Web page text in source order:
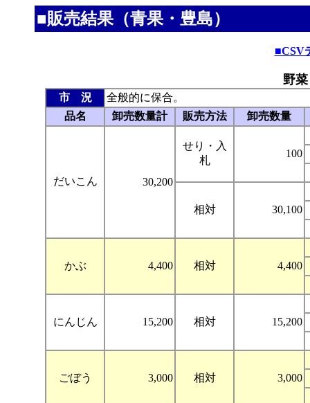
■販売結果（青果・豊島）
■CSV
野
市 況
全般的に保合。
品名
卸売数量計 販売方法 卸売数量
だいこん 30,200
せり・入
札
100
相対 30,100
かぶ 4,400 相対 4,400
にんじん 15,200 相対 15,200
ごぼう 3,000 相対 3,000